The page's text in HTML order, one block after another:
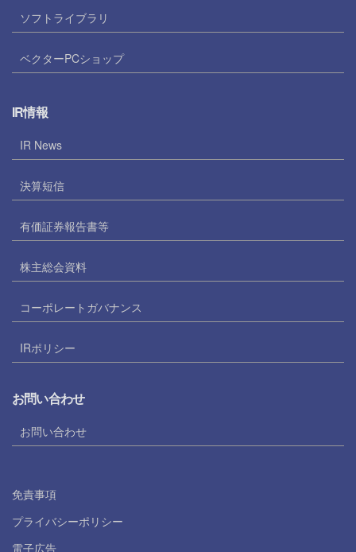
ソフトライブラリ
ベクターPCショップ
IR情報
IR News
決算短信
有価証券報告書等
株主総会資料
コーポレートガバナンス
IRポリシー
お問い合わせ
お問い合わせ
免責事項
プライバシーポリシー
電子広告